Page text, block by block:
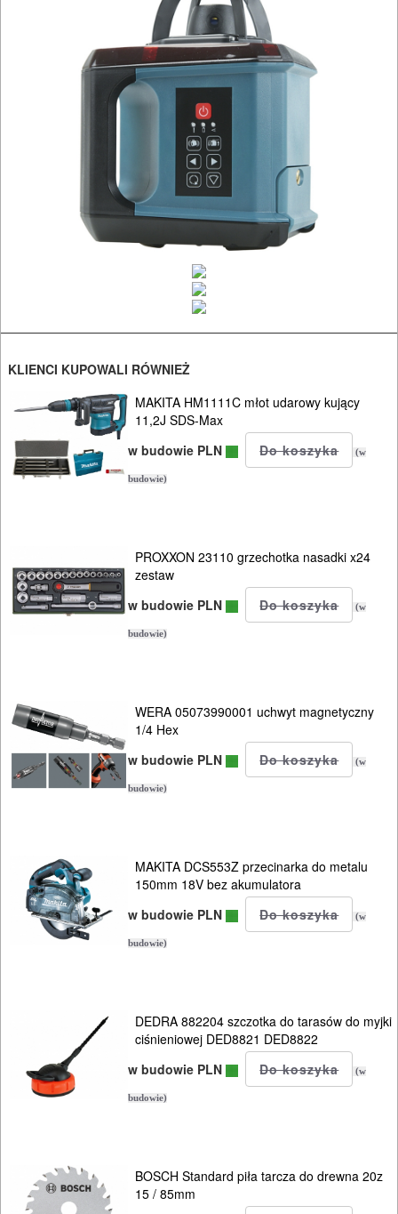
RĘCZNE
NARZĘDZIA
HYDRAULICZNE
NARZĘDZIA
INSTALACYJNE,
NARZĘDZIA
SPAWALNICTWO
URZĄDZENIA
ROZRUCHOWE
OSPRZĘT
AGREGATY
ROBOCZA
I
BHP
OGRODNICZE
NARZĘDZIA
PILARKI-
CIŚNIENIOWE
KLIENCI KUPOWALI RÓWNIEŻ
MAKITA HM1111C młot udarowy kujący
11,2J SDS-Max
w budowie PLN
(w
budowie)
PROXXON 23110 grzechotka nasadki x24
zestaw
w budowie PLN
(w
budowie)
WERA 05073990001 uchwyt magnetyczny
1/4 Hex
w budowie PLN
(w
budowie)
MAKITA DCS553Z przecinarka do metalu
150mm 18V bez akumulatora
w budowie PLN
(w
budowie)
DEDRA 882204 szczotka do tarasów do myjki
ciśnieniowej DED8821 DED8822
w budowie PLN
(w
budowie)
BOSCH Standard piła tarcza do drewna 20z
15 / 85mm